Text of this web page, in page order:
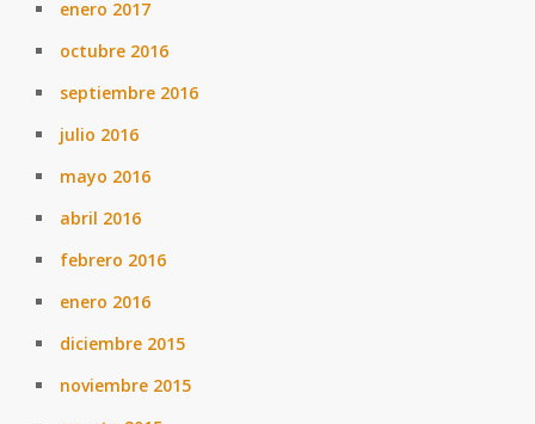
enero 2017
octubre 2016
septiembre 2016
julio 2016
mayo 2016
abril 2016
febrero 2016
enero 2016
diciembre 2015
noviembre 2015